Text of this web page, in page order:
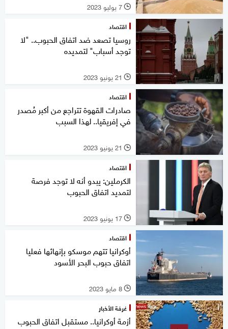
l 7 يوليو 2023
اقتصاد
روسيا تصعد ضد اتفاق الحبوب.. "لا
توجد أسباب" لتمديده
l 21 يونيو 2023
اقتصاد
صادرات القهوة تتراجع من أكبر مُصدر
في إفريقيا.. لهذا السبب
l 21 يونيو 2023
اقتصاد
الكرملين: يبدو أنه لا توجد فرصة
لتمديد اتفاق الحبوب
l 17 يونيو 2023
اقتصاد
أوكرانيا تتهم موسكو بإنهائها فعليا
اتفاق حبوب البحر الأسود
l 8 مايو 2023
غرفة الأخبار
أزمة أوكرانيا.. مستقبل اتفاق الحبوب